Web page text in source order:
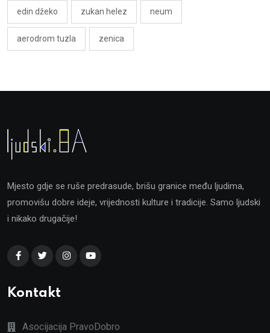
edin džeko zukan helez neum
aerodrom tuzla zenica
Mjesto gdje se ruše predrasude, brišu granice među ljudima,
promovišu dobre ideje, vrijednosti kulture i tradicije. Samo ljudski
i nikako drugačije!
Kontakt
Asocijacija PravoDobro